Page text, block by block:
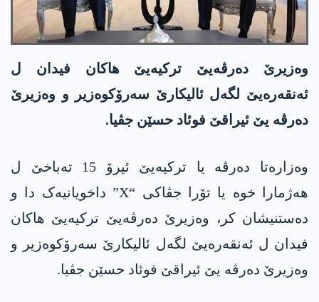
وەزیرێ دەرڤەیێ ترکیەیێ ھاکان فیدان ل
ئەنقەرەیێ لگەل ئالیکارێ سەرۆکوەزیر و وەزیرێ
دەرڤە یێ ئیراقێ فوئاد حسێن جڤیا.
وەزارەتا دەرڤە یا ترکیەیێ ئیرۆ 15 تەباخێ ل
ھەژمارا خوە یا تۆرا جڤاکی “X” داخویانیەک دا و
دەستنیشان کر، وەزیرێ دەرڤەیێ ترکیەیێ ھاکان
فیدان ل ئەنقەرەیێ لگەل ئالیکارێ سەرۆکوەزیر و
وەزیرێ دەرڤە یێ ئیراقێ فوئاد حسێن جڤیا.